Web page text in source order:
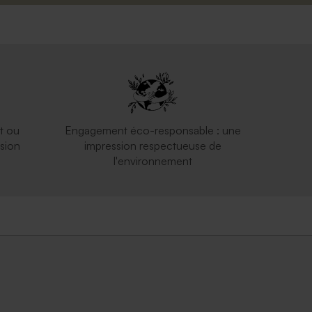
ou
Engagement éco-responsable : une
impression respectueuse de
l'environnement